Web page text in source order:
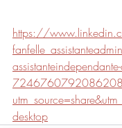
https://
desktop